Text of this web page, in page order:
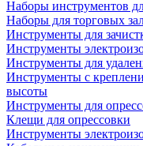
Наборы инструментов
Наборы для торговых
Инструменты для
Инструменты
Инструменты для
Инструменты с
высоты
Инструменты для
Клещи для опрессовки
Инструменты